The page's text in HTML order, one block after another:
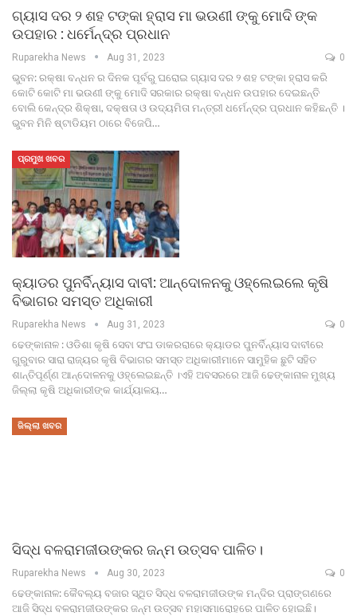
ଗ୍ୟାସ ଦର ୨ ଶହ ଟଙ୍କା ହ୍ରାସ ମା ଭଉଣୀ ଙ୍କୁ ମୋଦି ଙ୍କ
ଉପହାର : ଧର୍ମେନ୍ଦ୍ର ପ୍ରଧାନ
Ruparekha News Aug 31, 2023 0
ଭୁବନ: ରକ୍ଷା ବନ୍ଧନ ର ଦିନକ ପୂର୍ବରୁ ଘରୋଇ ଗ୍ୟାସ ଦର ୨ ଶହ ଟଙ୍କା ହ୍ରାସ କରି
କୋଟି କୋଟି ମା ଭଉଣୀ ଙ୍କୁ ମୋଦି ସରକାର ରକ୍ଷା ବନ୍ଧନ ଉପହାର ଦେଇଛନ୍ତି
ବୋଲି କେନ୍ଦ୍ର ଶିକ୍ଷା, ଦକ୍ଷତା ଓ ଉଦ୍ୟମିତା ମନ୍ତ୍ରୀ ଧର୍ମେନ୍ଦ୍ର ପ୍ରଧାନ କହିଛନ୍ତି ।
ଭୁବନ ମିନି ଷ୍ଟାଡିୟମ ଠାରେ ବିଜେପି…
ପ୍ରମୁଖ ଖବର
କ୍ୟାଡର ପୁନର୍ବିନ୍ୟାସ ଦାବୀ: ଆନ୍ଦୋଳନକୁ ଓହ୍ଲେଇଲେ କୃଷି
ବିଭାଗର ସମସ୍ତ ଅଧିକାରୀ
Ruparekha News Aug 31, 2023 0
ଢେଙ୍କାନାଳ : ଓଡିଶା କୃଷି ସେବା ସଂଘ ଡାକରରାରେ କ୍ୟାଡର ପୁନର୍ବିନ୍ୟାସ ଦାବୀରେ
ଗୁରୁବାର ସାରା ରାଜ୍ୟର କୃଷି ବିଭାଗର ସମସ୍ତ ଅଧିକାରୀମାନେ ସାମୁହିକ ଛୁଟି ସହିତ
ଶାନ୍ତିପୂର୍ଣ୍ଣ ଆନ୍ଦୋଳନକୁ ଓହ୍ଲେଇଛନ୍ତି ।ଏହି ଅବସରରେ ଆଜି ଢେଙ୍କାନାଳ ମୁଖ୍ୟ
ଜିଲ୍ଲା କୃଷି ଅଧିକାରୀଙ୍କ କାର୍ଯ୍ୟାଳୟ…
ଜିଲ୍ଲା ଖବର
ସିଦ୍ଧ ବଳରାମଜୀଉଙ୍କର ଜନ୍ମ ଉତ୍ସବ ପାଳିତ।
Ruparekha News Aug 30, 2023 0
ଢେଙ୍କାନାଳ: କୈବଲ୍ୟ ବଜାର ସ୍ଥିତ ସିଦ୍ଧ ବଳରାମଜୀଉଙ୍କ ମନ୍ଦିର ପ୍ରାଙ୍ଗଣରେ
ଆଜି ସିଦ୍ଧ ବଳରାମଜୀଉଙ୍କର ଜନ୍ମ‌‌‌ ଉତ୍ସବ ମହାସମାରୋହରେ ପାଳିତ ହୋଇଛି।